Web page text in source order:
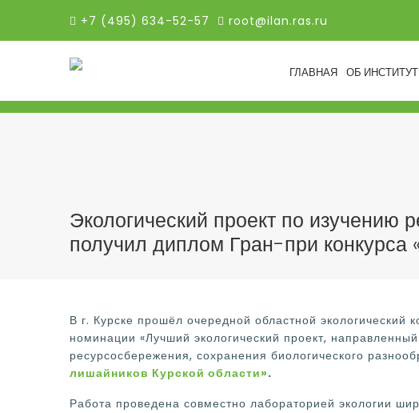
+7 (495) 634-52-57 root@ilan.ras.ru
ГЛАВНАЯ ОБ
Экологический проект по изучению
получил диплом Гран-при конкурса
В г. Курске прошёл очередной областной экологический
номинации «Лучший экологический проект,
ресурсосбережения, сохранения биологического
лишайников Курской области».
Работа проведена совместно лабораторией экологии